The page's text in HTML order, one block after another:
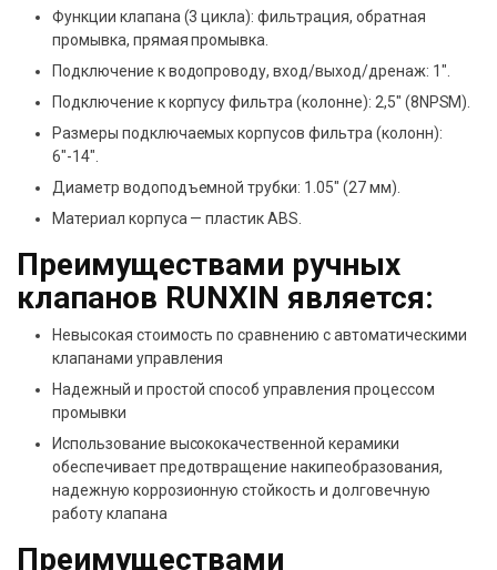
Функции клапана (3 цикла): фильтрация, обратная
промывка, прямая промывка.
Подключение к водопроводу, вход/выход/дренаж: 1″.
Подключение к корпусу фильтра (колонне): 2,5″ (8NPSM).
Размеры подключаемых корпусов фильтра (колонн):
6″-14″.
Диаметр водоподъемной трубки: 1.05″ (27 мм).
Материал корпуса — пластик ABS.
Преимуществами ручных
клапанов RUNXIN является:
Невысокая стоимость по сравнению с автоматическими
клапанами управления
Надежный и простой способ управления процессом
промывки
Использование высококачественной керамики
обеспечивает предотвращение накипеобразования,
надежную коррозионную стойкость и долговечную
работу клапана
Преимуществами